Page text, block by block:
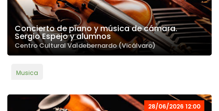
Concierto de piano y música de cámara.
Sergio Espejo y alumnos
Centro Cultural Valdebernardo (Vicálvaro)
Musica
28/06/2026 12:00